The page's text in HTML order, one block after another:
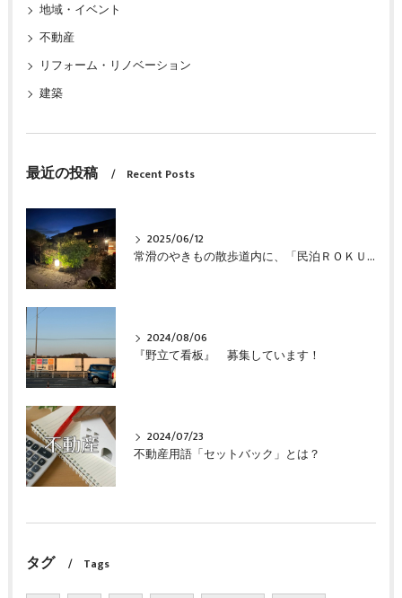
地域・イベント
不動産
リフォーム・リノベーション
建築
最近の投稿 Recent Posts
2025/06/12
常滑のやきもの散歩道内に、「民泊ＲＯＫＵ」が完成しました
2024/08/06
『野立て看板』 募集しています！
2024/07/23
不動産用語「セットバック」とは？
タグ Tags